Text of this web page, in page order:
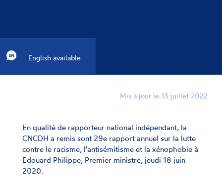
English available
Mis à jour le 13 juillet 2022
En qualité de rapporteur national indépendant, la
CNCDH a remis sont 29e rapport annuel sur la lutte
contre le racisme, l'antisémitisme et la xénophobie à
Edouard Philippe, Premier ministre, jeudi 18 juin
2020.